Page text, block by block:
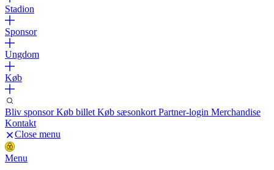
Stadion
Sponsor
Ungdom
Køb
Bliv sponsorKøb billet Køb sæsonkort Partner-login Merchandise
Kontakt
Close menu
Menu